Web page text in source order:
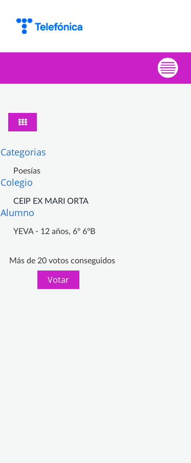
Categorias
Poesías
Colegio
CEIP EX MARI ORTA
Alumno
YEVA - 12 años, 6º 6ºB
Más de 20 votos conseguidos
Votar